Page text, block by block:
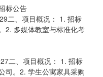
标公告
二、项目概况： 1. 招标
2. 多媒体教室与标准化考
二、项目概况： 1. 招标
司。2. 学生公寓家具采购